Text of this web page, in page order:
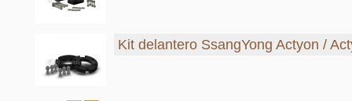
Kit delantero SsangYong Actyon /